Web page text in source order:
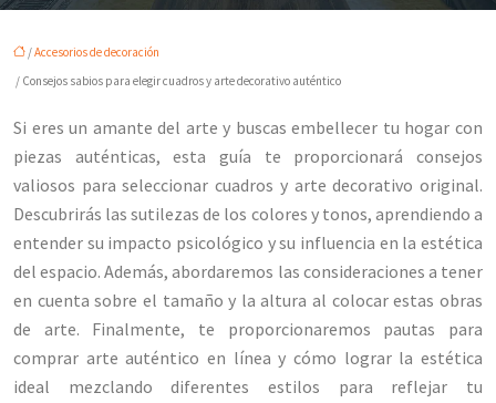
/Accesorios de decoración
/ Consejos sabios para elegir cuadros y arte decorativo auténtico
Si eres un amante del arte y buscas embellecer tu hogar con
piezas auténticas, esta guía te proporcionará consejos
valiosos para seleccionar cuadros y arte decorativo original.
Descubrirás las sutilezas de los colores y tonos, aprendiendo a
entender su impacto psicológico y su influencia en la estética
del espacio. Además, abordaremos las consideraciones a tener
en cuenta sobre el tamaño y la altura al colocar estas obras
de arte. Finalmente, te proporcionaremos pautas para
comprar arte auténtico en línea y cómo lograr la estética
ideal mezclando diferentes estilos para reflejar tu